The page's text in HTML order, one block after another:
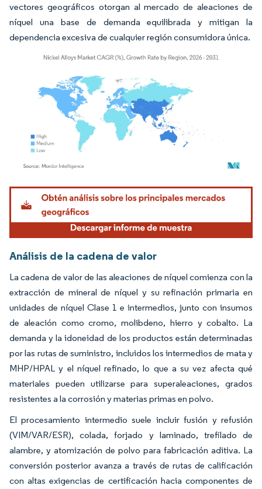
vectores geográficos otorgan al mercado de aleaciones de
níquel una base de demanda equilibrada y mitigan la
dependencia excesiva de cualquier región consumidora única.
Imagen © Mordor Intelligence. El uso requiere atribución según CC BY 4.0.
Análisis de la cadena de valor
La cadena de valor de las aleaciones de níquel comienza con la
extracción de mineral de níquel y su refinación primaria en
unidades de níquel Clase 1 e intermedios, junto con insumos
de aleación como cromo, molibdeno, hierro y cobalto. La
demanda y la idoneidad de los productos están determinadas
por las rutas de suministro, incluidos los intermedios de mata y
MHP/HPAL y el níquel refinado, lo que a su vez afecta qué
materiales pueden utilizarse para superaleaciones, grados
resistentes a la corrosión y materias primas en polvo.
El procesamiento intermedio suele incluir fusión y refusión
(VIM/VAR/ESR), colada, forjado y laminado, trefilado de
alambre, y atomización de polvo para fabricación aditiva. La
conversión posterior avanza a través de rutas de calificación
con altas exigencias de certificación hacia componentes de